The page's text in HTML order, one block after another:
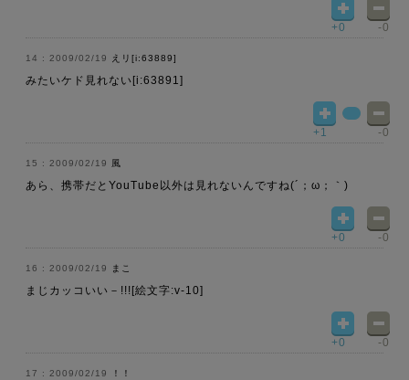
+0 -0
2009/02/19 えリ[i:63889]
みたいケド見れない[i:63891]
+1 -0
2009/02/19 風
あら、携帯だとYouTube以外は見れないんですね(´；ω；｀)
+0 -0
2009/02/19 まこ
まじカッコいい－!!![絵文字:v-10]
+0 -0
2009/02/19 ！！